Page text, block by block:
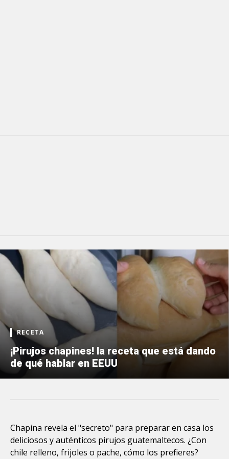
RECETA
¡Pirujos chapines! la receta que está dando
de qué hablar en EEUU
Chapina revela el "secreto" para preparar en casa los
deliciosos y auténticos pirujos guatemaltecos. ¿Con
chile relleno, frijoles o pache, cómo los prefieres?